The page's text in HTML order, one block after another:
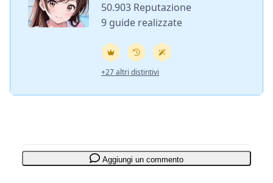
50.903 Reputazione
9 guide realizzate
+27 altri distintivi
Aggiungi un commento